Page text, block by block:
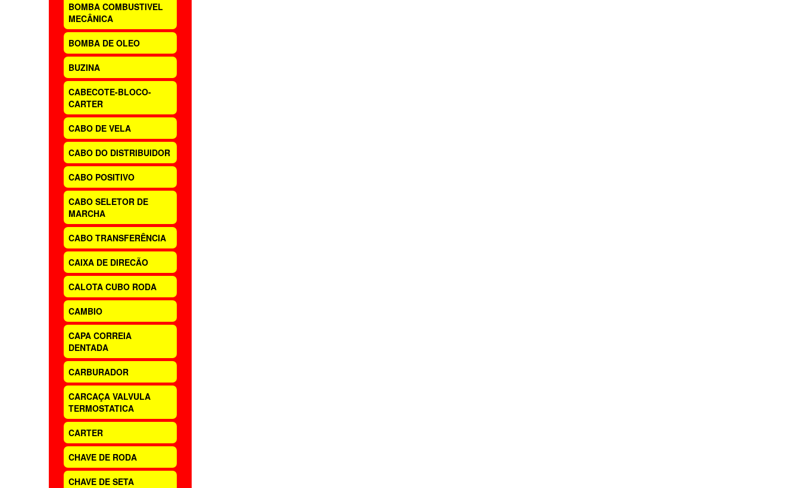
BOMBA COMBUSTIVEL
MECÂNICA
BOMBA DE OLEO
BUZINA
CABECOTE-BLOCO-
CARTER
CABO DE VELA
CABO DO DISTRIBUIDOR
CABO POSITIVO
CABO SELETOR DE
MARCHA
CABO TRANSFERÊNCIA
CAIXA DE DIRECÃO
CALOTA CUBO RODA
CAMBIO
CAPA CORREIA
DENTADA
CARBURADOR
CARCAÇA VALVULA
TERMOSTATICA
CARTER
CHAVE DE RODA
CHAVE DE SETA